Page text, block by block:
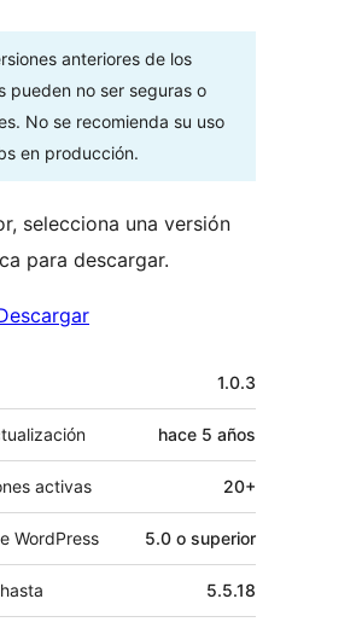
anteriores de los
pueden no ser seguras o
No se recomienda su uso
en producción.
selecciona una versión
para descargar.
1.0.3
hace 5 años
activas 20+
WordPress 5.0 o superior
5.5.18